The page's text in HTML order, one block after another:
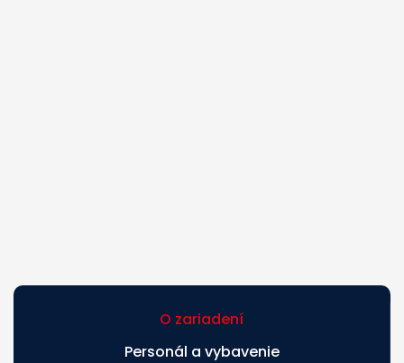
O zariadení
Personál a vybavenie